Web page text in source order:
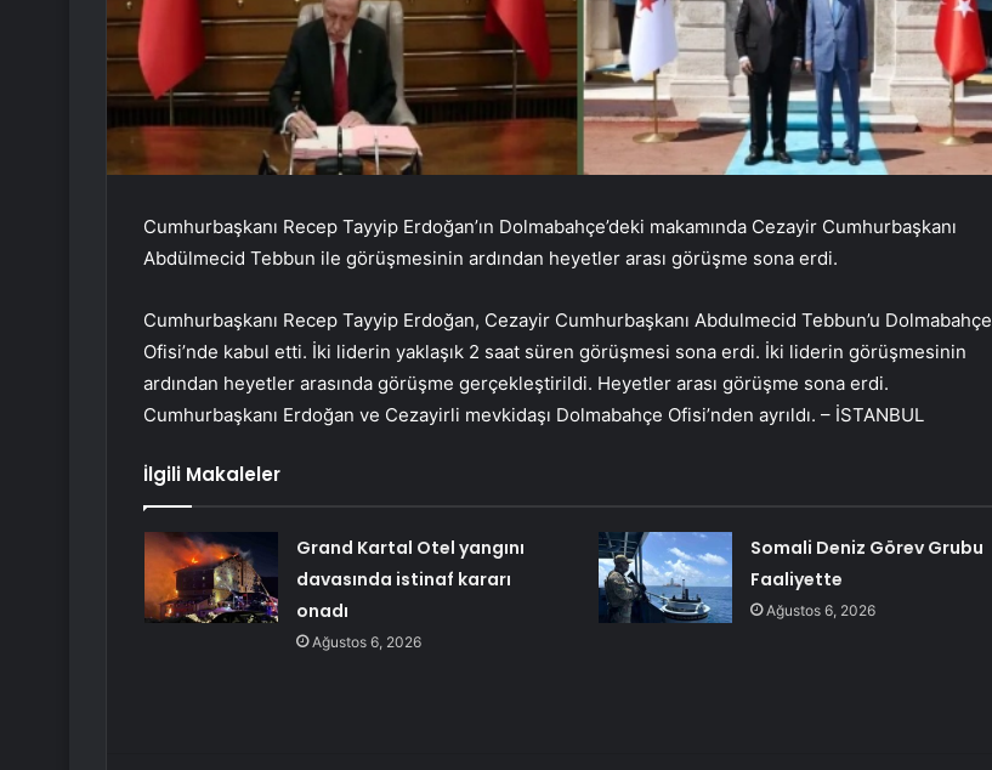
Cumhurbaşkanı Recep Tayyip Erdoğan’ın Dolmabahçe’deki makamında Cezayir Cumhurbaşkanı
Abdülmecid Tebbun ile görüşmesinin ardından heyetler arası görüşme sona erdi.
Cumhurbaşkanı Recep Tayyip Erdoğan, Cezayir Cumhurbaşkanı Abdulmecid Tebbun’u Dolmabahçe
Ofisi’nde kabul etti. İki liderin yaklaşık 2 saat süren görüşmesi sona erdi. İki liderin görüşmesinin
ardından heyetler arasında görüşme gerçekleştirildi. Heyetler arası görüşme sona erdi.
Cumhurbaşkanı Erdoğan ve Cezayirli mevkidaşı Dolmabahçe Ofisi’nden ayrıldı. – İSTANBUL
İlgili Makaleler
Grand Kartal Otel yangını
davasında istinaf kararı
onadı
Ağustos 6, 2026
Somali Deniz Görev Grubu
Faaliyette
Ağustos 6, 2026